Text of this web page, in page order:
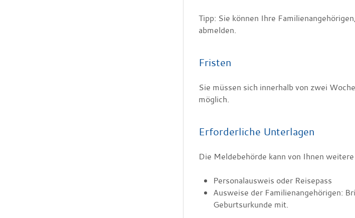
Tipp: Sie können Ihre Familienangehörigen
abmelden.
Fristen
Sie müssen sich innerhalb von zwei
möglich.
Erforderliche Unterlagen
Die Meldebehörde kann von Ihnen
Personalausweis oder Reisepass
Ausweise der Familienangehörigen:
Geburtsurkunde mit.